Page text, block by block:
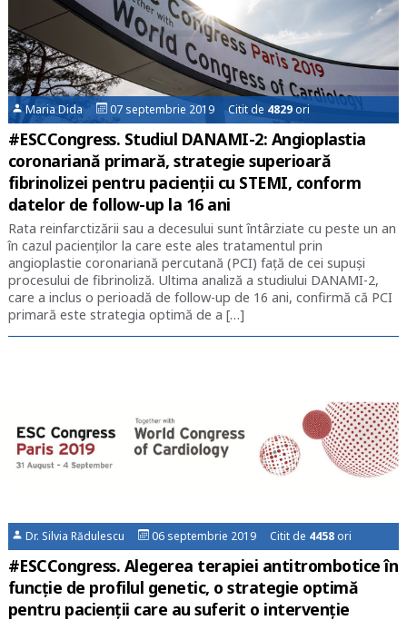
Maria Dida 07 septembrie 2019 Citit de 4829ori
#ESCCongress. Studiul DANAMI-2: Angioplastia
coronariană primară, strategie superioară
fibrinolizei pentru pacienții cu STEMI, conform
datelor de follow-up la 16 ani
Rata reinfarctizării sau a decesului sunt întârziate cu peste un an
în cazul pacienților la care este ales tratamentul prin
angioplastie coronariană percutană (PCI) față de cei supuși
procesului de fibrinoliză. Ultima analiză a studiului DANAMI-2,
care a inclus o perioadă de follow-up de 16 ani, confirmă că PCI
primară este strategia optimă de a […]
Dr. Silvia Rădulescu 06 septembrie 2019 Citit de 4458 ori
#ESCCongress. Alegerea terapiei antitrombotice în
funcție de profilul genetic, o strategie optimă
pentru pacienții care au suferit o intervenție